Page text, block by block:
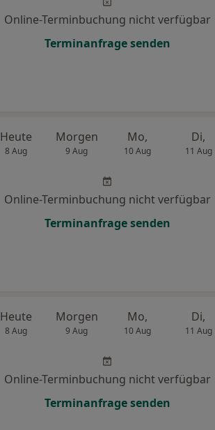
Online-Terminbuchung nicht verfügbar
Terminanfrage senden
Heute
8 Aug
Morgen
9 Aug
Mo,
10 Aug
Di,
11 Aug
Online-Terminbuchung nicht verfügbar
Terminanfrage senden
Heute
8 Aug
Morgen
9 Aug
Mo,
10 Aug
Di,
11 Aug
Online-Terminbuchung nicht verfügbar
Terminanfrage senden